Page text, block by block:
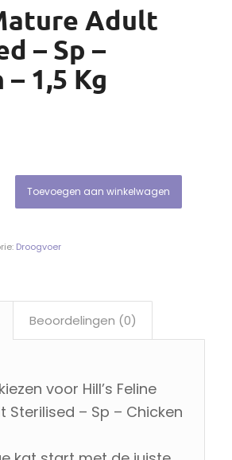
Adult
– Sp –
1,5 Kg
Toevoegen aan winkelwagen
Droogvoer
Beoordelingen (0)
voor Hill’s Feline
Sterilised – Sp – Chicken